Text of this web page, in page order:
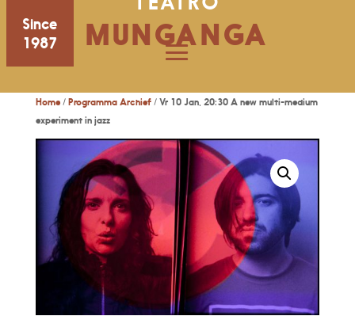
Since
1987
MUNGANGA
Home/ Programma Archief/ Vr 10 Jan, 20:30 A new multi-medium
experiment in jazz